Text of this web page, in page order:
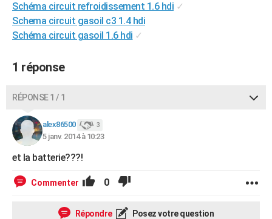
Destinations
City break
Voyage nature
Voyage de noces
Forum
Climat
+PHOTO
GUIDES D'ACHAT
BONS PLANS
Dictionnaire
Biographies
Citations
Expressions
Proverbes
PROGRAMME TV
COPAINS D'AVANT
S'inscrire
Se connecter
Lycées
Collèges
Primaires
Universités
Entreprises
Service militaire
Avis de recherche
AVIS DE DÉCÈS
Schéma circuit refroidissement 1.6 hdi ✓
Schema circuit gasoil c3 1.4 hdi
Schéma circuit gasoil 1.6 hdi ✓
1 réponse
RÉPONSE 1 / 1
alex86500 3
5 janv. 2014 à 10:23
et la batterie???!
Commenter 0
Répondre Posez votre question